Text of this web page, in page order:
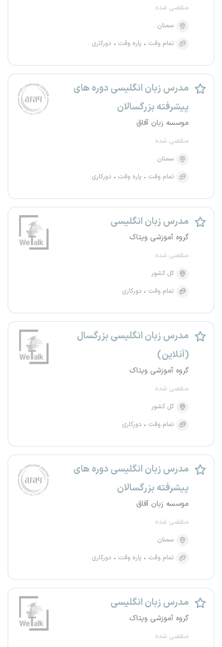
منقضی شده
سمنان
تمام وقت
پاره وقت دورکاری
مدرس زبان انگلیسی دوره های
پیشرفته بزرگسالان
موسسه زبان آفاق
منقضی شده
سمنان
تمام وقت
پاره وقت دورکاری
مدرس زبان انگلیسی
گروه آموزشی ویتاک
منقضی شده
کل کشور
تمام وقت
دورکاری
مدرس زبان انگلیسی بزرگسال
(آنلاین)
گروه آموزشی ویتاک
منقضی شده
کل کشور
تمام وقت
دورکاری
مدرس زبان انگلیسی دوره های
پیشرفته بزرگسالان
موسسه زبان آفاق
منقضی شده
سمنان
تمام وقت
پاره وقت دورکاری
مدرس زبان انگلیسی
گروه آموزشی ویتاک
منقضی شده